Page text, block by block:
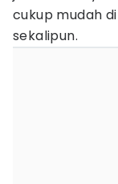
cukup mudah
sekalipun.